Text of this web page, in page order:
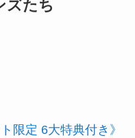
ズたち
限定 6大特典付き》